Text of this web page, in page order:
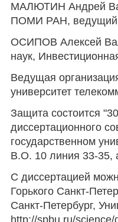
МАЛЮТИН Андрей
ПОМИ РАН, ведущий
ОСИПОВ Алексей
наук,
Ведущая
университет
Защита состоится
диссертационного
государственном
В.О. 10 линия 33-35,
С диссертацией
Горького Санкт-
Санкт-Петербург,
http://spbu.ru/